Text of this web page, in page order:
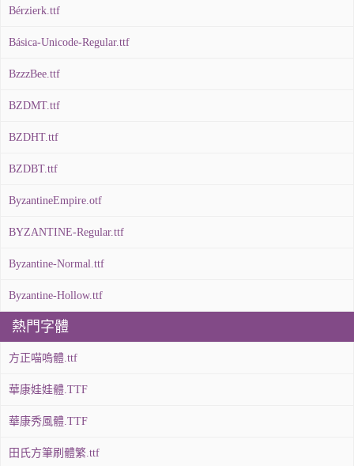
Bérzierk.ttf
Básica-Unicode-Regular.ttf
BzzzBee.ttf
BZDMT.ttf
BZDHT.ttf
BZDBT.ttf
ByzantineEmpire.otf
BYZANTINE-Regular.ttf
Byzantine-Normal.ttf
Byzantine-Hollow.ttf
熱門字體
方正喵嗚體.ttf
華康娃娃體.TTF
華康秀風體.TTF
田氏方筆刷體繁.ttf